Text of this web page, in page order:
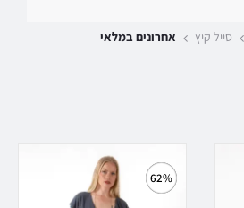
סייל קיץ אחרונים במלאי
62%